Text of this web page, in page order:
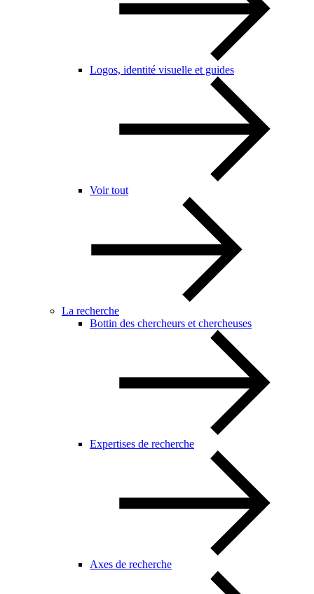
Logos, identité visuelle et guides
Voir tout
La recherche
Bottin des chercheurs et chercheuses
Expertises de recherche
Axes de recherche